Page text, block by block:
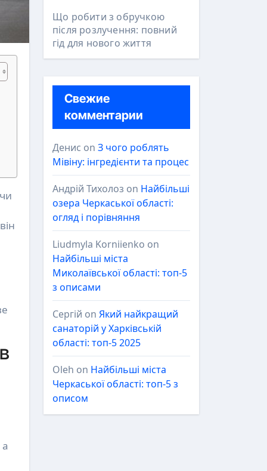
Що робити з обручкою
після розлучення: повний
гід для нового життя
Свежие
комментарии
Денис on З чого роблять
Мівіну: інгредієнти та процес
Андрій Тихолоз on Найбільші
озера Черкаської області:
огляд і порівняння
Liudmyla Korniienko on
Найбільші міста
Миколаївської області: топ-5
з описами
Сергій on Який найкращий
санаторій у Харківській
області: топ-5 2025
Oleh on Найбільші міста
Черкаської області: топ-5 з
описом